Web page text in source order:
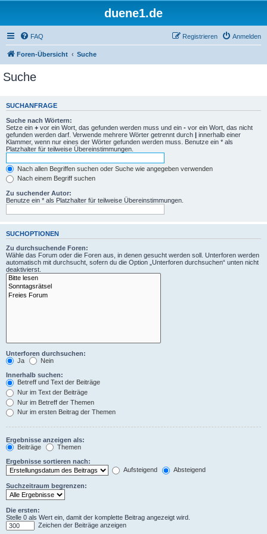
duene1.de
FAQ Anmelden
Registrieren
Foren-Übersicht Suche
Suche
SUCHANFRAGE
Suche nach Wörtern:
Setze ein + vor ein Wort, das gefunden werden muss und ein - vor ein Wort, das nicht
gefunden werden darf. Verwende mehrere Wörter getrennt durch | innerhalb einer
Klammer, wenn nur eines der Wörter gefunden werden muss. Benutze ein * als
Platzhalter für teilweise Übereinstimmungen.
Nach allen Begriffen suchen oder Suche wie angegeben verwenden
Nach einem Begriff suchen
Zu suchender Autor:
Benutze ein * als Platzhalter für teilweise Übereinstimmungen.
SUCHOPTIONEN
Zu durchsuchende Foren:
Wähle das Forum oder die Foren aus, in denen gesucht werden soll. Unterforen werden
automatisch mit durchsucht, sofern du die Option „Unterforen durchsuchen“ unten nicht
deaktivierst.
Unterforen durchsuchen:
Ja
Nein
Innerhalb suchen:
Betreff und Text der Beiträge
Nur im Text der Beiträge
Nur im Betreff der Themen
Nur im ersten Beitrag der Themen
Ergebnisse anzeigen als:
Beiträge
Themen
Ergebnisse sortieren nach:
Aufsteigend
Absteigend
Suchzeitraum begrenzen:
Die ersten:
Stelle 0 als Wert ein, damit der komplette Beitrag angezeigt wird.
Zeichen der Beiträge anzeigen